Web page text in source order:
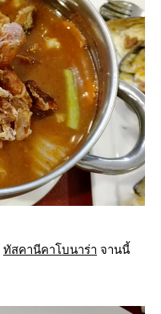
ทัสคานีคาโบนาร่า จานนี้